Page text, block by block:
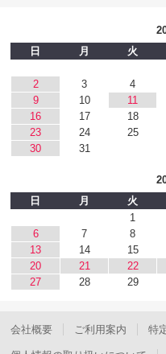
日
月 火
2
3 4
9
10 11
16
17 18
23
24 25
30
31
日
月 火
1
6
7 8
13
14 15
20
21 22
27
28 29
会社概要 ご利用案内 特